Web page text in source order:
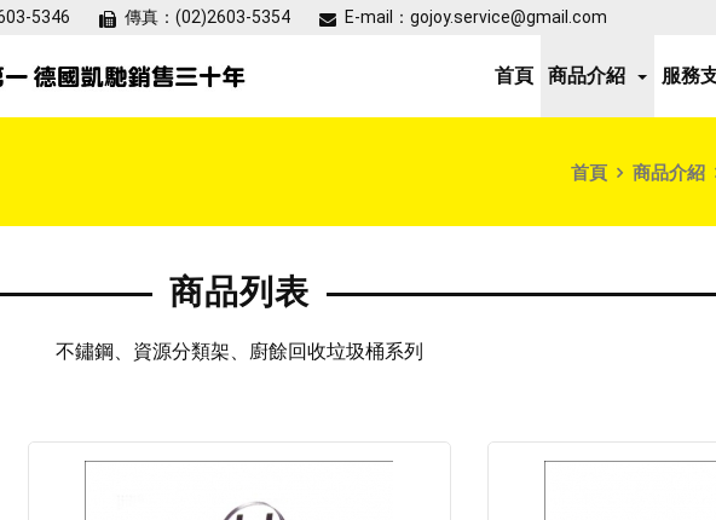
5346 傳真： (02)2603-5354 E-mail： gojoy.service@gmail.com
首頁 商品介紹 服務
首頁 商品介紹
商品列表
不鏽鋼、資源分類架、廚餘回收垃圾桶系列